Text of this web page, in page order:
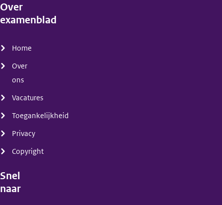
Over
examenblad
Home
Over
ons
Vacatures
Toegankelijkheid
Privacy
Copyright
Snel
naar